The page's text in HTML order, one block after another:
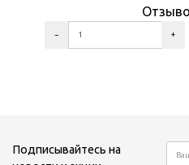
Подписывайтесь на